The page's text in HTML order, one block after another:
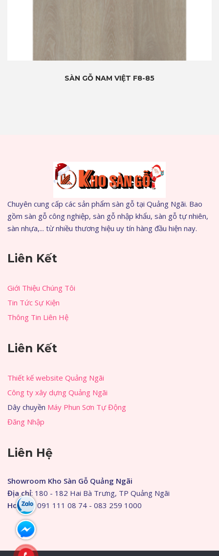
SÀN GỖ NAM VIỆT F8-85
Chuyên cung cấp các sản phẩm sàn gỗ tại Quảng Ngãi. Bao
gồm sàn gỗ công nghiệp, sàn gỗ nhập khẩu, sàn gỗ tự nhiên,
sàn nhựa,... từ nhiều thương hiệu uy tín hàng đầu hiện nay.
Liên Kết
Giới Thiệu Chúng Tôi
Tin Tức Sự Kiện
Thông Tin Liên Hệ
Liên Kết
Thiết kế website Quảng Ngãi
Công ty xây dựng Quảng Ngãi
Dây chuyền Máy Phun Sơn Tự Động
Đăng Nhập
Liên Hệ
Showroom Kho Sàn Gỗ Quảng Ngãi
Địa chỉ: 180 - 182 Hai Bà Trưng, TP Quảng Ngãi
Hotline: 091 111 08 74 - 083 259 1000